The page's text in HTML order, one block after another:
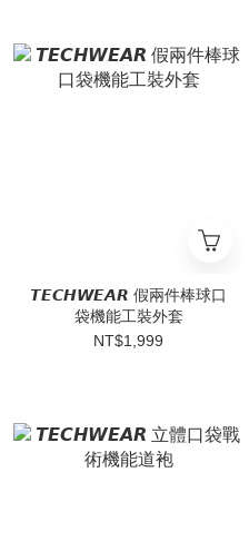
𝙏𝙀𝘾𝙃𝙒𝙀𝘼𝙍 假兩件棒球口
袋機能工裝外套
NT$1,999